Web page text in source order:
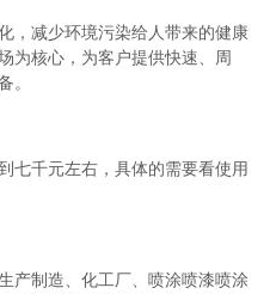
减少环境污染给人带来的健康
为核心，为客户提供快速、周
。
千元左右，具体的需要看使用
制造、化工厂、喷涂喷漆喷涂